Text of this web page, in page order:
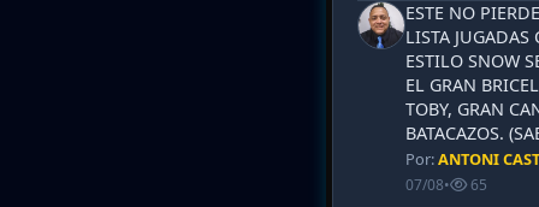
ESTE NO
LISTA JUGADAS
ESTILO SNOW
EL GRAN
TOBY, GRAN
BATACAZOS.
Por:ANTONI
07/08• 65